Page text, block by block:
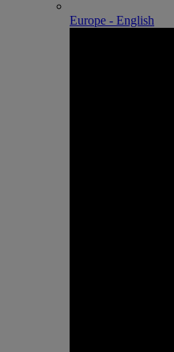
Europe - English